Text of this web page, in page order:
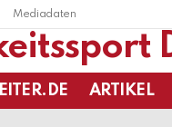
Mediadaten
ARTIKEL